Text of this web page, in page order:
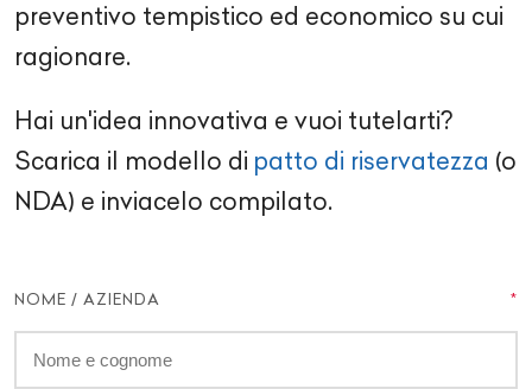
preventivo tempistico ed economico su cui
ragionare.
Hai un'idea innovativa e vuoi tutelarti?
Scarica il modello di patto di riservatezza (o
NDA) e inviacelo compilato.
NOME / AZIENDA